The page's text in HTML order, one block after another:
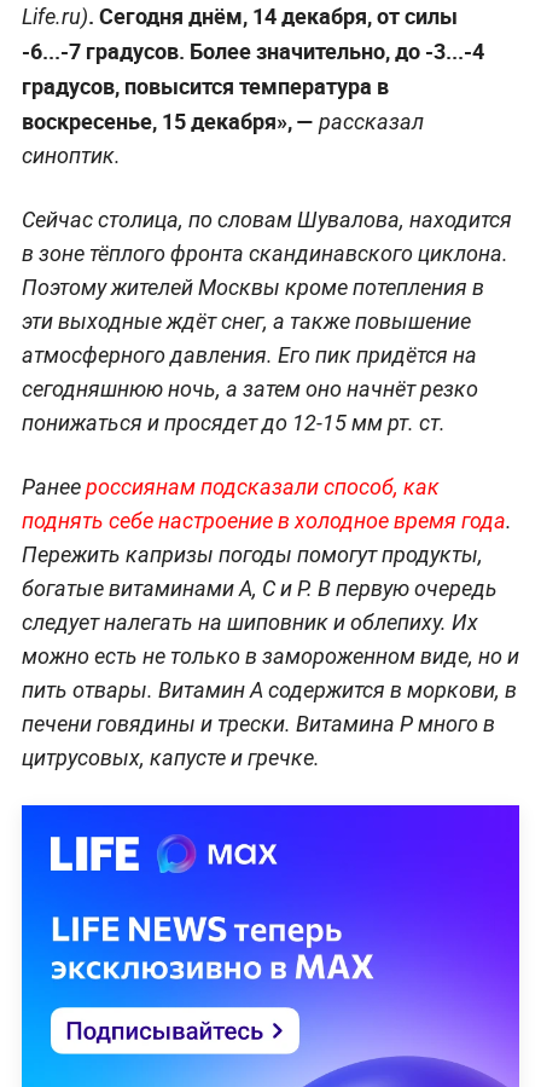
Life.ru). Сегодня днём, 14 декабря, от силы
-6...-7 градусов. Более значительно, до -3...-4
градусов, повысится температура в
воскресенье, 15 декабря», — рассказал
синоптик.
Сейчас столица, по словам Шувалова, находится
в зоне тёплого фронта скандинавского циклона.
Поэтому жителей Москвы кроме потепления в
эти выходные ждёт снег, а также повышение
атмосферного давления. Его пик придётся на
сегодняшнюю ночь, а затем оно начнёт резко
понижаться и просядет до 12-15 мм рт. ст.
Ранеероссиянам подсказали способ, как
поднять себе настроение в холодное время года.
Пережить капризы погоды помогут продукты,
богатые витаминами А, С и Р. В первую очередь
следует налегать на шиповник и облепиху. Их
можно есть не только в замороженном виде, но и
пить отвары. Витамин А содержится в моркови, в
печени говядины и трески. Витамина Р много в
цитрусовых, капусте и гречке.